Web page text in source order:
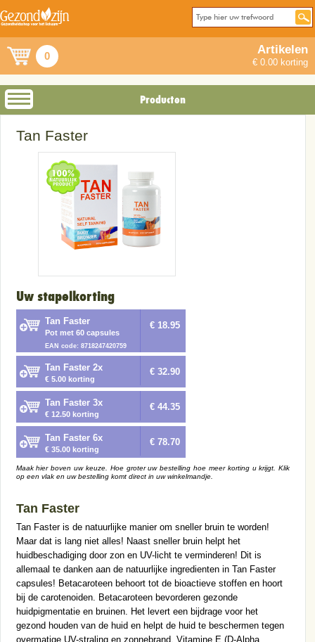
0 Artikelen
€ 0.00 korting
Producten
Tan Faster
Uw stapelkorting
Tan Faster
Pot met 60 capsules
EAN code: 8718247420759
€ 18.95
Tan Faster 2x
€ 5.00 korting
€ 32.90
Tan Faster 3x
€ 12.50 korting
€ 44.35
Tan Faster 6x
€ 35.00 korting
€ 78.70
Maak hier boven uw keuze. Hoe groter uw bestelling hoe meer korting u krijgt. Klik
op een vlak en uw bestelling komt direct in uw winkelmandje.
Tan Faster
Tan Faster is de natuurlijke manier om sneller bruin te worden!
Maar dat is lang niet alles! Naast sneller bruin helpt het
huidbeschadiging door zon en UV-licht te verminderen! Dit is
allemaal te danken aan de natuurlijke ingredienten in Tan Faster
capsules! Betacaroteen behoort tot de bioactieve stoffen en hoort
bij de carotenoiden. Betacaroteen bevorderen gezonde
huidpigmentatie en bruinen. Het levert een bijdrage voor het
gezond houden van de huid en helpt de huid te beschermen tegen
overmatige UV-straling en zonnebrand. Vitamine E (D-Alpha